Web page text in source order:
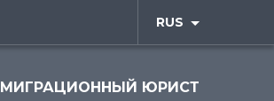
RUS
МИГРАЦИОННЫЙ ЮРИСТ